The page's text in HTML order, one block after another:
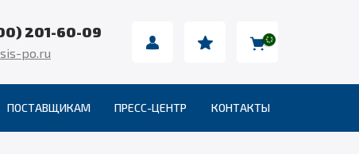
201-60-09
po.ru
ПОСТАВЩИКАМ ПРЕСС-ЦЕНТР КОНТАКТЫ